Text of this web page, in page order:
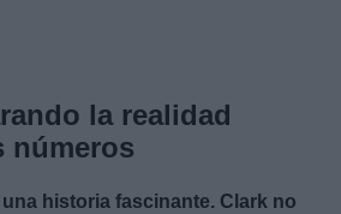
la realidad
números
historia fascinante. Clark no